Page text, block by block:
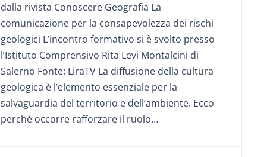
dalla rivista Conoscere Geografia La
comunicazione per la consapevolezza dei rischi
geologici L’incontro formativo si è svolto presso
l’Istituto Comprensivo Rita Levi Montalcini di
Salerno Fonte: LiraTV La diffusione della cultura
geologica è l’elemento essenziale per la
salvaguardia del territorio e dell’ambiente. Ecco
perchè occorre rafforzare il ruolo…